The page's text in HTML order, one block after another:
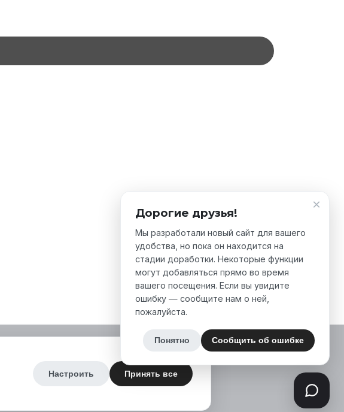
Настроить Принять все
×
Дорогие друзья!
Мы разработали новый сайт для вашего
удобства, но пока он находится на
стадии доработки. Некоторые функции
могут добавляться прямо во время
вашего посещения. Если вы увидите
ошибку — сообщите нам о ней,
пожалуйста.
Понятно Сообщить об ошибке